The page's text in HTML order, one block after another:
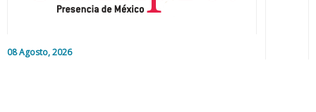
08 Agosto, 2026